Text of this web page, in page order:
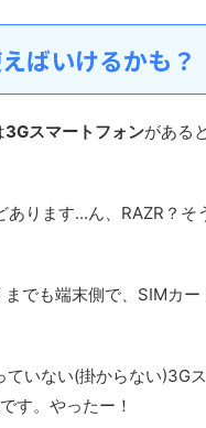
ばいけるかも？
3Gスマートフォンがある
あります...ん、RAZR？
でも端末側で、SIMカ
いない(掛からない)3G
す。やったー！